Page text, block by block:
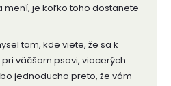
mení, je koľko toho dostanete
tam, kde viete, že sa k
väčšom psovi, viacerých
jednoducho preto, že vám